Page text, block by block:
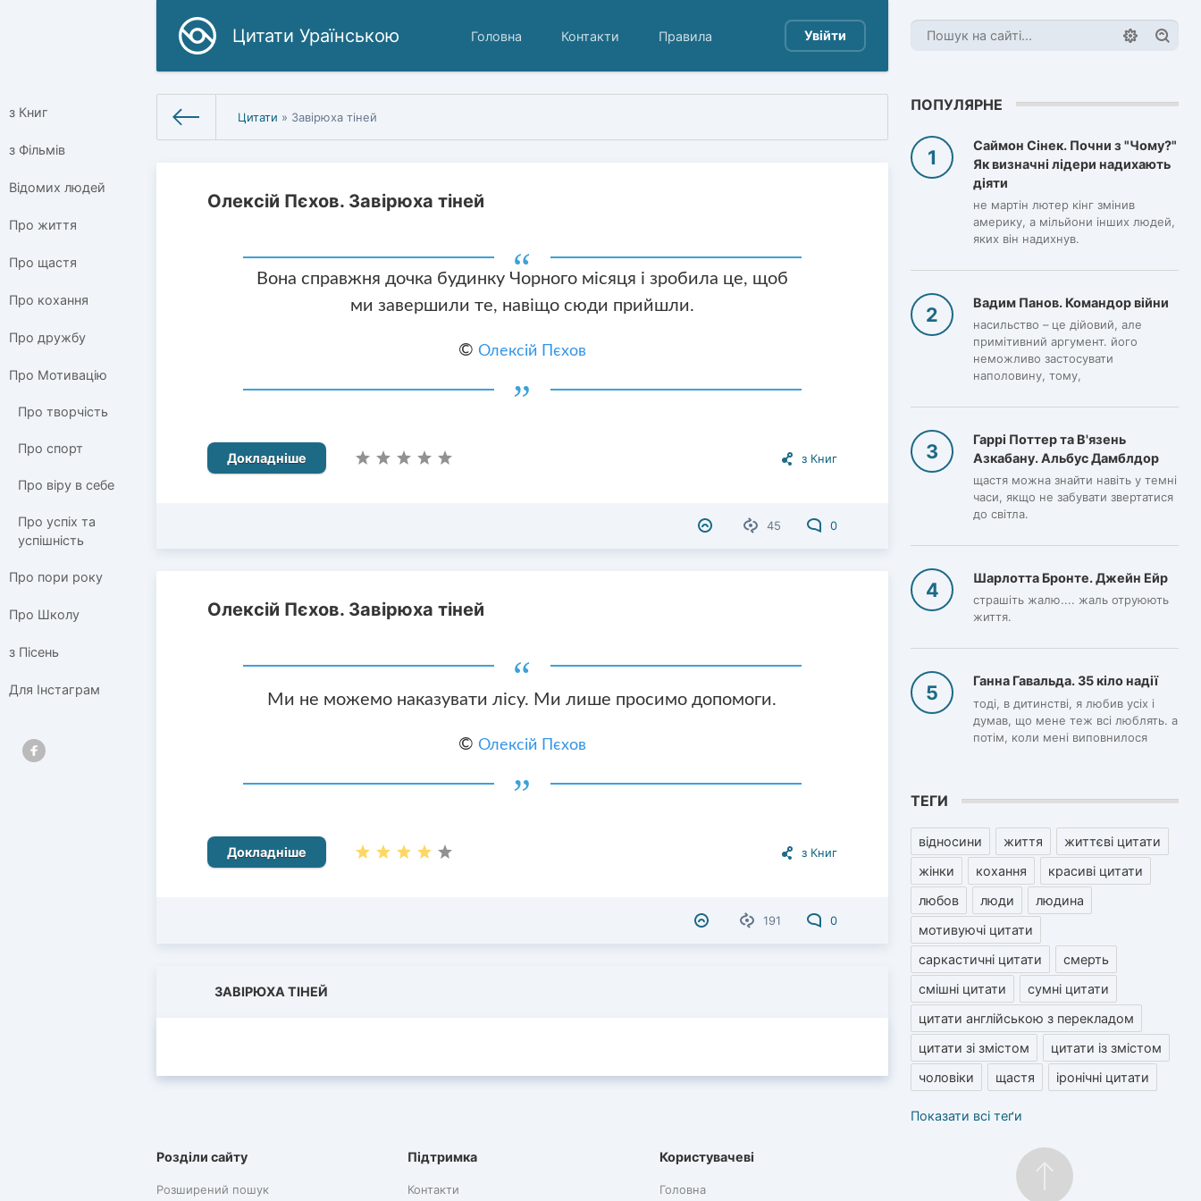
Цитати Ураїнською Головна Контакти Правила Увійти
з Книг
з Фільмів
Відомих людей
Про життя
Про щастя
Про кохання
Про дружбу
Про Мотивацію
Про творчість
Про спорт
Про віру в себе
Про успіх та
успішність
Про пори року
Про Школу
з Пісень
Для Інстаграм
Цитати » Завірюха тіней
Олексій Пєхов. Завірюха тіней
Вона справжня дочка будинку Чорного місяця і зробила це, щоб
ми завершили те, навіщо сюди прийшли.
© Олексій Пєхов
з Книг
Докладніше
45 0
Олексій Пєхов. Завірюха тіней
Ми не можемо наказувати лісу. Ми лише просимо допомоги.
© Олексій Пєхов
з Книг
Докладніше
191 0
ЗАВІРЮХА ТІНЕЙ
ПОПУЛЯРНЕ
Саймон Сінек. Почни з "Чому?"
Як визначні лідери надихають
діяти
не мартін лютер кінг змінив
америку, а мільйони інших людей,
яких він надихнув.
Вадим Панов. Командор війни
насильство – це дійовий, але
примітивний аргумент. його
неможливо застосувати
наполовину, тому,
Гаррі Поттер та В'язень
Азкабану. Альбус Дамблдор
щастя можна знайти навіть у темні
часи, якщо не забувати звертатися
до світла.
Шарлотта Бронте. Джейн Ейр
страшіть жалю.... жаль отруюють
життя.
Ганна Гавальда. 35 кіло надії
тоді, в дитинстві, я любив усіх і
думав, що мене теж всі люблять. а
потім, коли мені виповнилося
ТЕГИ
відносини життя
життєві цитати
жінки
кохання
красиві цитати
любов
люди
людина
мотивуючі цитати
саркастичні цитати
смерть
смішні цитати
сумні цитати
цитати англійською з перекладом
цитати зі змістом
цитати із змістом
чоловіки
щастя іронічні цитати
Показати всі теґи
Розділи сайту
Розширений пошук
Підтримка
Контакти
Користувачеві
Головна